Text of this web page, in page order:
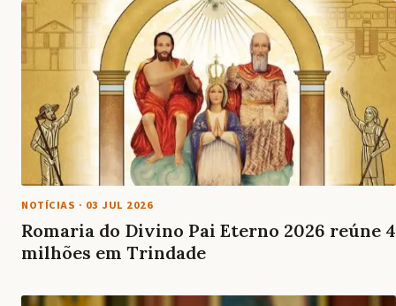
NOTÍCIAS · 03 JUL 2026
Romaria do Divino Pai Eterno 2026 reúne 4
milhões em Trindade